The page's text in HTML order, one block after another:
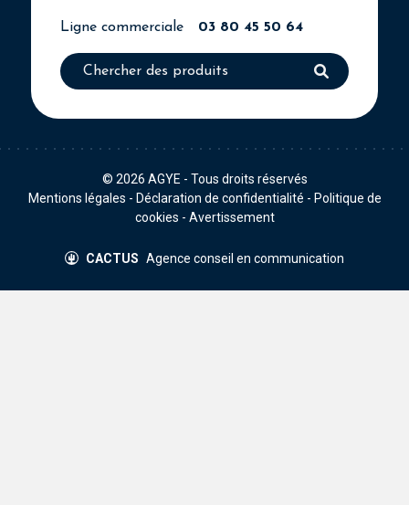
Ligne commerciale 03 80 45 50 64
© 2026 AGYE - Tous droits réservés
Mentions légales - Déclaration de confidentialité - Politique de
cookies - Avertissement
CACTUS Agence conseil en communication